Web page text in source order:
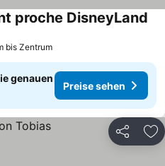
proche DisneyLand
bis Zentrum
genauen
Preise sehen
Teilen